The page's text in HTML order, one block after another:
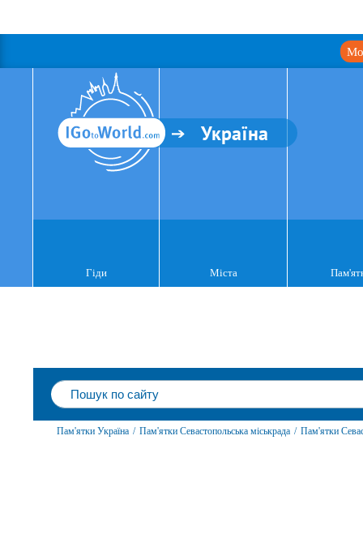
Україна
Гіди Міста
Пам'ятки Україна / Пам'ятки Севастопольська міськрада / Пам'ятки